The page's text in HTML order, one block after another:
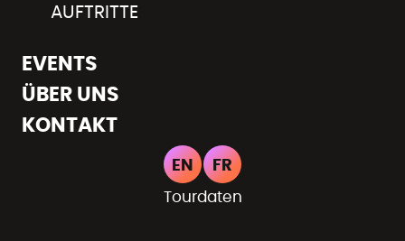
AUFTRITTE
EVENTS
ÜBER UNS
KONTAKT
EN FR
Tourdaten